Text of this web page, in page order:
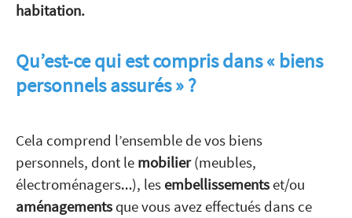
habitation.
Qu’est-ce qui est compris dans « biens
personnels assurés » ?
Cela comprend l’ensemble de vos biens
personnels, dont le mobilier(meubles,
électroménagers…), les embellissements et/ou
aménagements que vous avez effectués dans ce